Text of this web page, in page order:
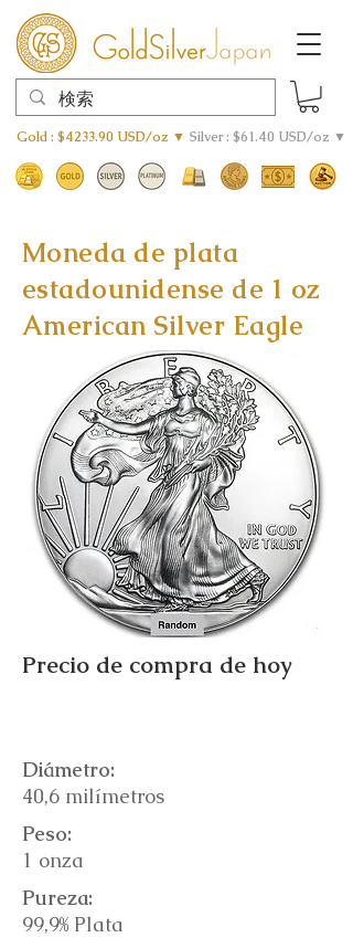
Gold : $4233.90 USD/oz ▼ Silver : $61.40 USD/oz ▼
Moneda de plata
estadounidense de 1 oz
American Silver Eagle
Precio de compra de hoy
Diámetro:
40,6 milímetros
Peso:
1 onza
Pureza:
99,9% Plata